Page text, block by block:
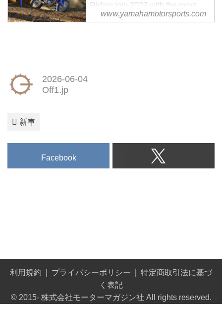
Riding into 2027 with the most
Supercross and Motocross
www.yamahamotorsports.com
2026-06-04
Off1.jp
新車
Facebook
利用規約 プライバシーポリシー
特定商取引法に基づ
く表記
© 2015- 株式会社モーターマガジン社 All rights reserved.